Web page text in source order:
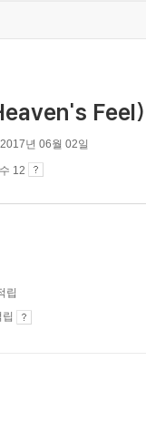
2017년 06월 02일
12
립